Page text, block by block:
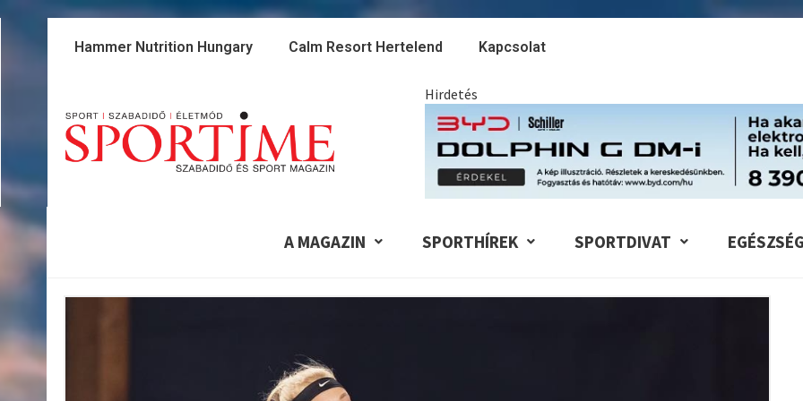
Hammer Nutrition Hungary Calm Resort Hertelend Kapcsolat
Hirdetés
A MAGAZIN SPORTHÍREK SPORTDIVAT EGÉSZSÉG